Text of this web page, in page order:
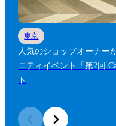
東京
人気のショップオーナー
ニティイベント「第2回
ト